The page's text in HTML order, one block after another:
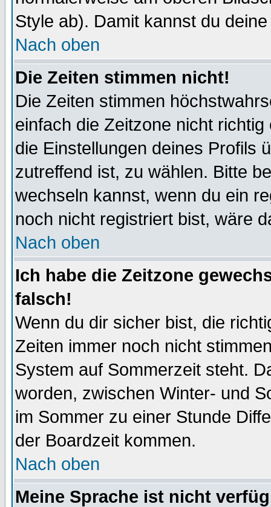
Style ab). Damit kannst du
Nach oben
Die Zeiten stimmen nicht!
Die Zeiten stimmen
einfach die Zeitzone nicht
die Einstellungen deines Profils
zutreffend ist, zu wählen. Bitte
wechseln kannst, wenn du ein
noch nicht registriert bist, wäre
Nach oben
Ich habe die Zeitzone
falsch!
Wenn du dir sicher bist, die
Zeiten immer noch nicht
System auf Sommerzeit steht.
worden, zwischen Winter- und
im Sommer zu einer Stunde
der Boardzeit kommen.
Nach oben
Meine Sprache ist nicht